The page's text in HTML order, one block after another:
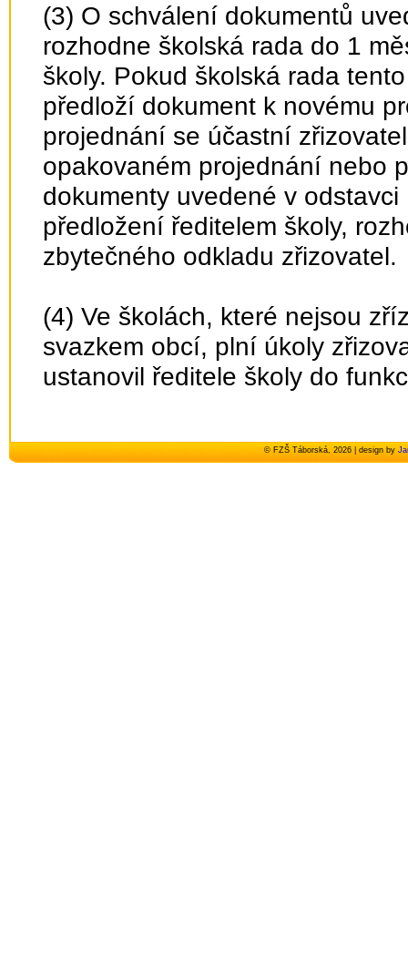
(3) O schválení dokumentů
rozhodne školská rada do 1
školy. Pokud školská rada
předloží dokument k novému
projednání se účastní
opakovaném projednání nebo
dokumenty uvedené v
předložení ředitelem školy,
zbytečného odkladu zřizovatel.
(4) Ve školách, které nejsou
svazkem obcí, plní úkoly
ustanovil ředitele školy do
© FZŠ Táborská, 2026 | design by